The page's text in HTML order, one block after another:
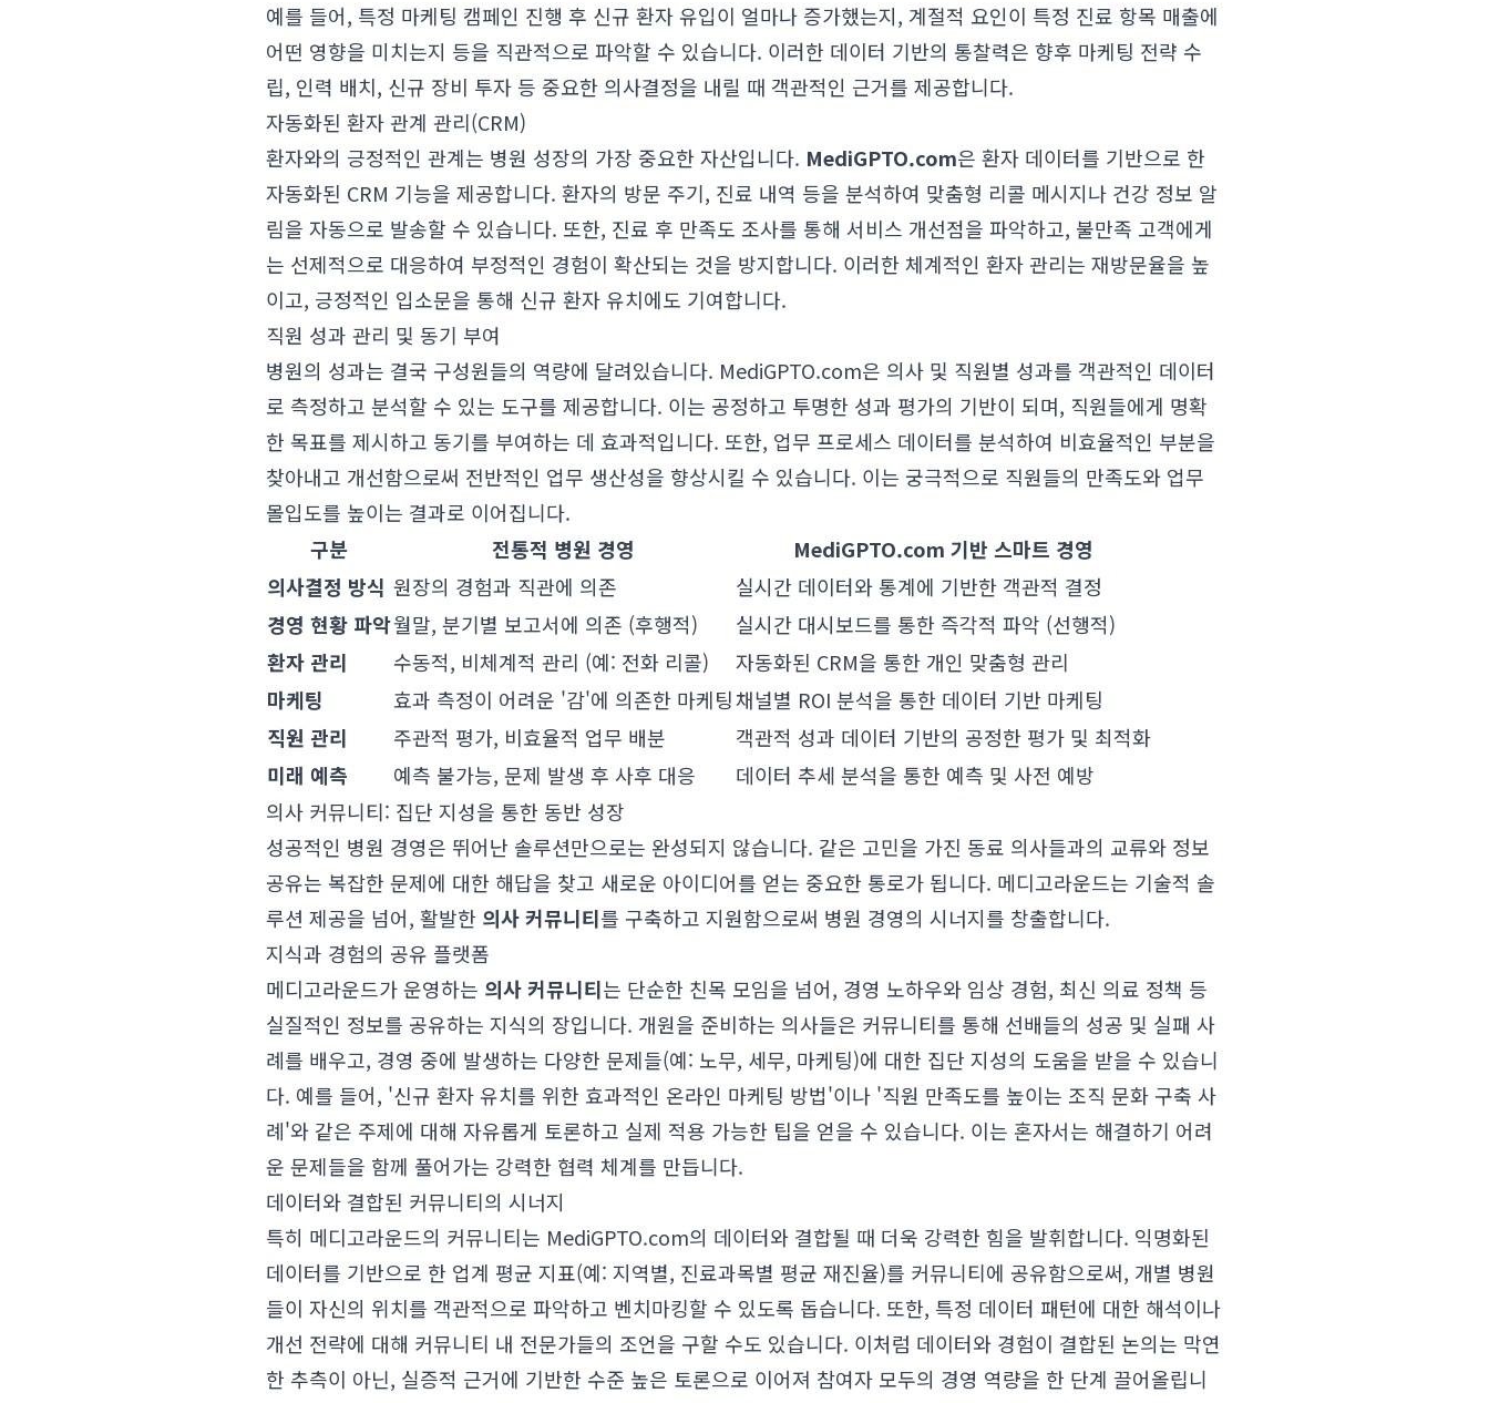
예를 들어, 특정 마케팅 캠페인 진행 후 신규 환자 유입이 얼마나 증가했는지, 계절적 요인이 특정 진료 항목 매출에
어떤 영향을 미치는지 등을 직관적으로 파악할 수 있습니다. 이러한 데이터 기반의 통찰력은 향후 마케팅 전략 수
립, 인력 배치, 신규 장비 투자 등 중요한 의사결정을 내릴 때 객관적인 근거를 제공합니다.
자동화된 환자 관계 관리(CRM)
환자와의 긍정적인 관계는 병원 성장의 가장 중요한 자산입니다. MediGPTO.com은 환자 데이터를 기반으로 한
자동화된 CRM 기능을 제공합니다. 환자의 방문 주기, 진료 내역 등을 분석하여 맞춤형 리콜 메시지나 건강 정보 알
림을 자동으로 발송할 수 있습니다. 또한, 진료 후 만족도 조사를 통해 서비스 개선점을 파악하고, 불만족 고객에게
는 선제적으로 대응하여 부정적인 경험이 확산되는 것을 방지합니다. 이러한 체계적인 환자 관리는 재방문율을 높
이고, 긍정적인 입소문을 통해 신규 환자 유치에도 기여합니다.
직원 성과 관리 및 동기 부여
병원의 성과는 결국 구성원들의 역량에 달려있습니다. MediGPTO.com은 의사 및 직원별 성과를 객관적인 데이터
로 측정하고 분석할 수 있는 도구를 제공합니다. 이는 공정하고 투명한 성과 평가의 기반이 되며, 직원들에게 명확
한 목표를 제시하고 동기를 부여하는 데 효과적입니다. 또한, 업무 프로세스 데이터를 분석하여 비효율적인 부분을
찾아내고 개선함으로써 전반적인 업무 생산성을 향상시킬 수 있습니다. 이는 궁극적으로 직원들의 만족도와 업무
몰입도를 높이는 결과로 이어집니다.
구분
전통적 병원 경영
MediGPTO.com 기반 스마트 경영
의사결정 방식 원장의 경험과 직관에 의존
실시간 데이터와 통계에 기반한 객관적 결정
경영 현황 파악월말, 분기별 보고서에 의존 (후행적)
실시간 대시보드를 통한 즉각적 파악 (선행적)
환자 관리
수동적, 비체계적 관리 (예: 전화 리콜)
자동화된 CRM을 통한 개인 맞춤형 관리
마케팅
효과 측정이 어려운 '감'에 의존한 마케팅채널별 ROI 분석을 통한 데이터 기반 마케팅
직원 관리
주관적 평가, 비효율적 업무 배분
객관적 성과 데이터 기반의 공정한 평가 및 최적화
미래 예측
예측 불가능, 문제 발생 후 사후 대응
데이터 추세 분석을 통한 예측 및 사전 예방
의사 커뮤니티: 집단 지성을 통한 동반 성장
성공적인 병원 경영은 뛰어난 솔루션만으로는 완성되지 않습니다. 같은 고민을 가진 동료 의사들과의 교류와 정보
공유는 복잡한 문제에 대한 해답을 찾고 새로운 아이디어를 얻는 중요한 통로가 됩니다. 메디고라운드는 기술적 솔
루션 제공을 넘어, 활발한 의사 커뮤니티를 구축하고 지원함으로써 병원 경영의 시너지를 창출합니다.
지식과 경험의 공유 플랫폼
메디고라운드가 운영하는 의사 커뮤니티는 단순한 친목 모임을 넘어, 경영 노하우와 임상 경험, 최신 의료 정책 등
실질적인 정보를 공유하는 지식의 장입니다. 개원을 준비하는 의사들은 커뮤니티를 통해 선배들의 성공 및 실패 사
례를 배우고, 경영 중에 발생하는 다양한 문제들(예: 노무, 세무, 마케팅)에 대한 집단 지성의 도움을 받을 수 있습니
다. 예를 들어, '신규 환자 유치를 위한 효과적인 온라인 마케팅 방법'이나 '직원 만족도를 높이는 조직 문화 구축 사
례'와 같은 주제에 대해 자유롭게 토론하고 실제 적용 가능한 팁을 얻을 수 있습니다. 이는 혼자서는 해결하기 어려
운 문제들을 함께 풀어가는 강력한 협력 체계를 만듭니다.
데이터와 결합된 커뮤니티의 시너지
특히 메디고라운드의 커뮤니티는 MediGPTO.com의 데이터와 결합될 때 더욱 강력한 힘을 발휘합니다. 익명화된
데이터를 기반으로 한 업계 평균 지표(예: 지역별, 진료과목별 평균 재진율)를 커뮤니티에 공유함으로써, 개별 병원
들이 자신의 위치를 객관적으로 파악하고 벤치마킹할 수 있도록 돕습니다. 또한, 특정 데이터 패턴에 대한 해석이나
개선 전략에 대해 커뮤니티 내 전문가들의 조언을 구할 수도 있습니다. 이처럼 데이터와 경험이 결합된 논의는 막연
한 추측이 아닌, 실증적 근거에 기반한 수준 높은 토론으로 이어져 참여자 모두의 경영 역량을 한 단계 끌어올립니